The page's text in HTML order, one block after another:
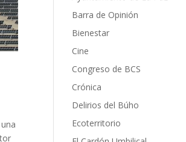
Barra de Opinión
Bienestar
Cine
Congreso de BCS
Crónica
Delirios del Búho
Ecoterritorio